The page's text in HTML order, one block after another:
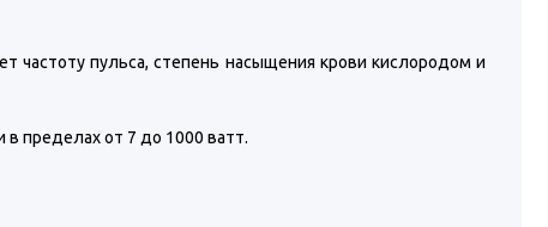
частоту пульса, степень насыщения крови кислородом и
в пределах от 7 до 1000 ватт.